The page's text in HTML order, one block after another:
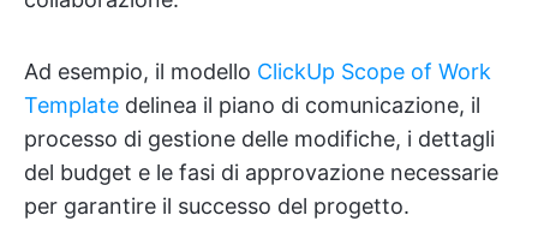
Ad esempio, il modello ClickUp Scope of Work
Template delinea il piano di comunicazione, il
processo di gestione delle modifiche, i dettagli
del budget e le fasi di approvazione necessarie
per garantire il successo del progetto.